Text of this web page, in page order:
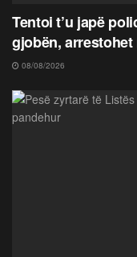
Tentoi t’u japë
gjobën,
08/08/2026